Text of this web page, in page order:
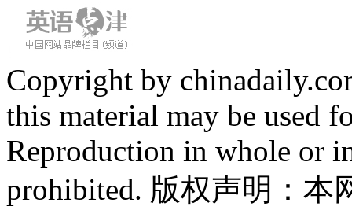
Copyright by
this material may be used
Reproduction in whole or
prohibited. 版权声明：